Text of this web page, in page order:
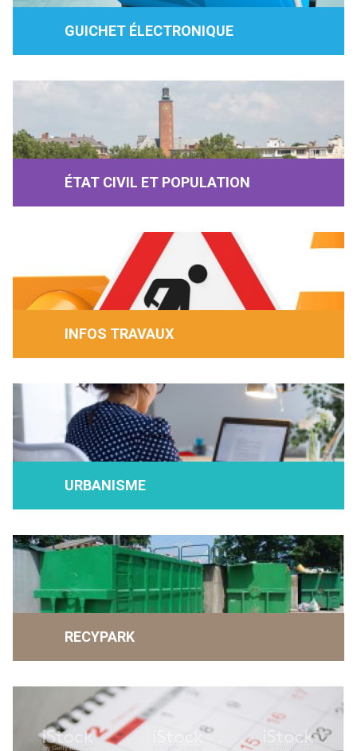
GUICHET ÉLECTRONIQUE
ÉTAT CIVIL ET POPULATION
INFOS TRAVAUX
URBANISME
RECYPARK